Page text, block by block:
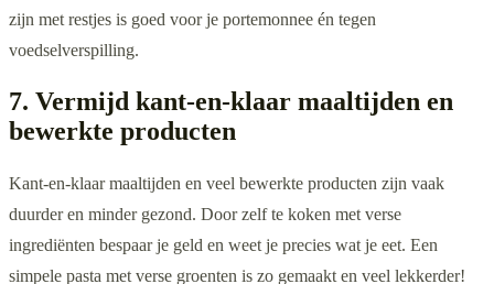
zijn met restjes is goed voor je portemonnee én tegen
voedselverspilling.
7. Vermijd kant-en-klaar maaltijden en
bewerkte producten
Kant-en-klaar maaltijden en veel bewerkte producten zijn vaak
duurder en minder gezond. Door zelf te koken met verse
ingrediënten bespaar je geld en weet je precies wat je eet. Een
simpele pasta met verse groenten is zo gemaakt en veel lekkerder!